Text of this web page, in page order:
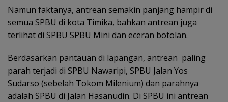
Namun faktanya, antrean semakin panjang hampir di
semua SPBU di kota Timika, bahkan antrean juga
terlihat di SPBU SPBU Mini dan eceran botolan.
Berdasarkan pantauan di lapangan, antrean paling
parah terjadi di SPBU Nawaripi, SPBU Jalan Yos
Sudarso (sebelah Tokom Milenium) dan parahnya
adalah SPBU di Jalan Hasanudin. Di SPBU ini antrean